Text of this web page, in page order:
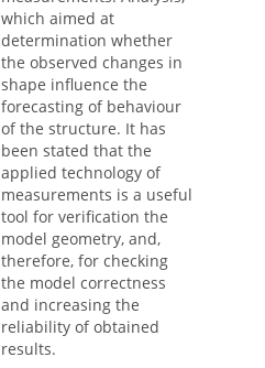
which aimed at
determination whether
the observed changes in
shape influence the
forecasting of behaviour
of the structure. It has
been stated that the
applied technology of
measurements is a useful
tool for verification the
model geometry, and,
therefore, for checking
the model correctness
and increasing the
reliability of obtained
results.